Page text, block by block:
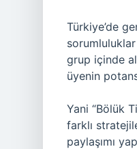
Türkiye’de
grup içinde
üyenin
Yani “Bölük
farklı
paylaşımı